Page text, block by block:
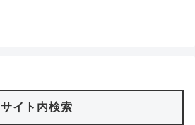
サイト内検索